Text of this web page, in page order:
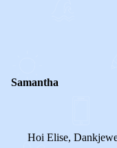
Samantha
Hoi Elise,